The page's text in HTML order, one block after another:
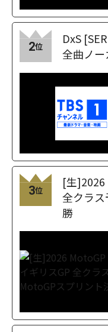
2位
DxS
全曲ノ
3位
[生]2026
全クラ
勝